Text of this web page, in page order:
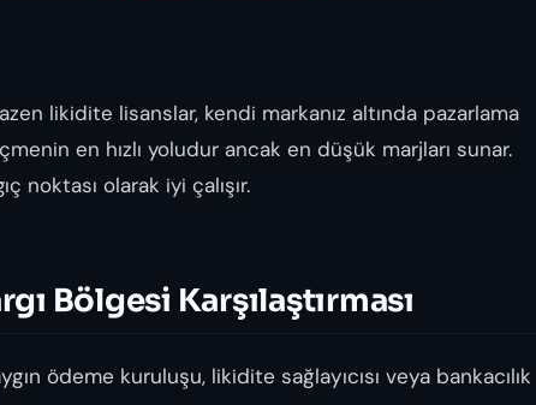
likidite lisanslar, kendi markanız altında pazarlama
en hızlı yoludur ancak en düşük marjları sunar.
noktası olarak iyi çalışır.
Bölgesi Karşılaştırması
ödeme kuruluşu, likidite sağlayıcısı veya bankacılık